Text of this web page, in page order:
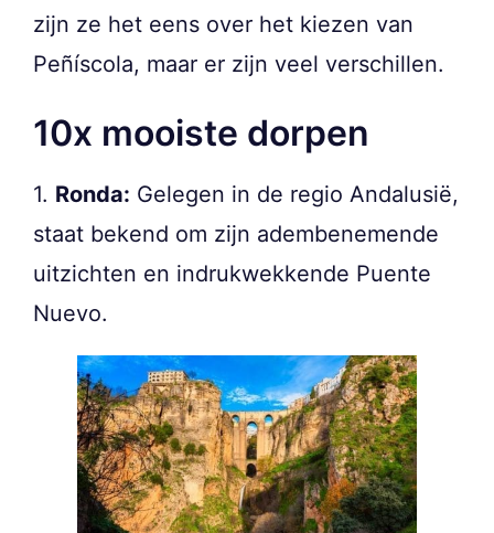
zijn ze het eens over het kiezen van
Peñíscola, maar er zijn veel verschillen.
10x mooiste dorpen
1. Ronda: Gelegen in de regio Andalusië,
staat bekend om zijn adembenemende
uitzichten en indrukwekkende Puente
Nuevo.